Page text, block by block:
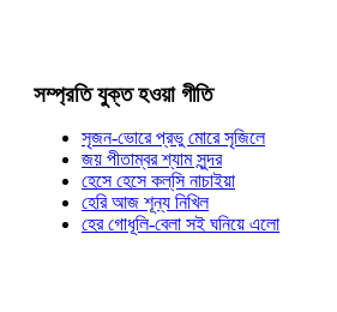
সম্প্রতি যুক্ত হওয়া গীতি
সৃজন-ভোরে প্রভু মোরে সৃজিলে
জয় পীতাম্বর শ্যাম সুন্দর
হেসে হেসে কল্‌সি নাচাইয়া
হেরি আজ শূন্য নিখিল
হের গোধূলি-বেলা সই ঘনিয়ে এলো